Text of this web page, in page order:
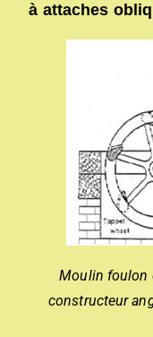
à attaches
Moulin foulon
constructeur